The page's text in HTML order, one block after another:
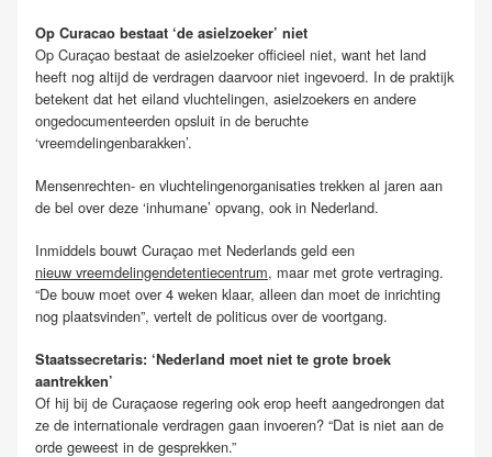
Op Curacao bestaat ‘de asielzoeker’ niet
Op Curaçao bestaat de asielzoeker officieel niet, want het land
heeft nog altijd de verdragen daarvoor niet ingevoerd. In de praktijk
betekent dat het eiland vluchtelingen, asielzoekers en andere
ongedocumenteerden opsluit in de beruchte
‘vreemdelingenbarakken’.
Mensenrechten- en vluchtelingenorganisaties trekken al jaren aan
de bel over deze ‘inhumane’ opvang, ook in Nederland.
Inmiddels bouwt Curaçao met Nederlands geld een
nieuw vreemdelingendetentiecentrum, maar met grote vertraging.
“De bouw moet over 4 weken klaar, alleen dan moet de inrichting
nog plaatsvinden”, vertelt de politicus over de voortgang.
Staatssecretaris: ‘Nederland moet niet te grote broek
aantrekken’
Of hij bij de Curaçaose regering ook erop heeft aangedrongen dat
ze de internationale verdragen gaan invoeren? “Dat is niet aan de
orde geweest in de gesprekken.”